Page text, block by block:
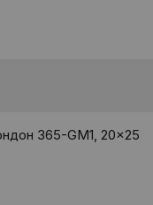
365-GM1, 20x25